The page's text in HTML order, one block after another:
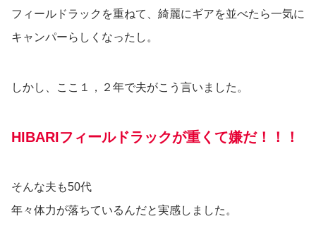
フィールドラックを重ねて、綺麗にギアを並べたら一気に
キャンパーらしくなったし。
しかし、ここ１，２年で夫がこう言いました。
HIBARIフィールドラックが重くて嫌だ！！！
そんな夫も50代
年々体力が落ちているんだと実感しました。